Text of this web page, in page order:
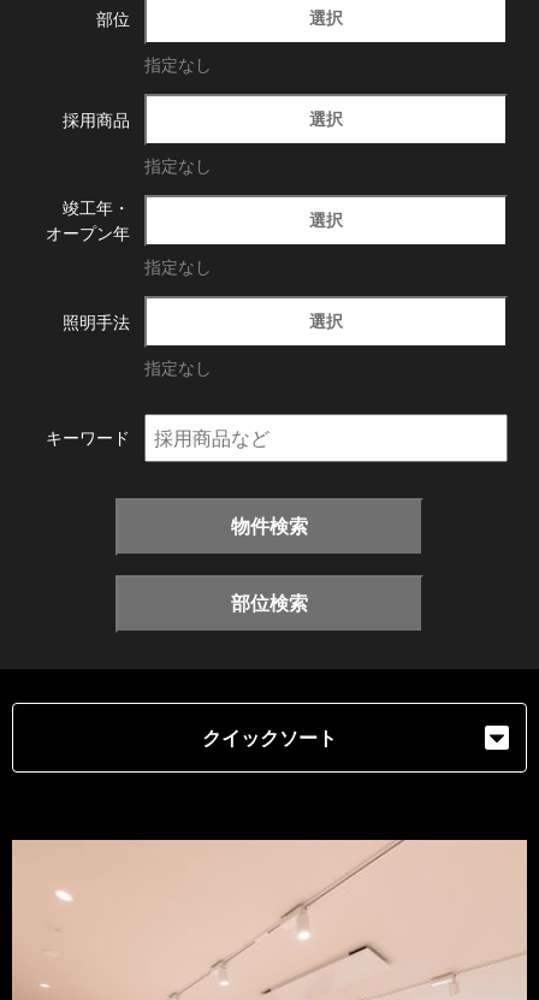
部位 選択
指定なし
採用商品 選択
指定なし
竣工年・
オープン年
選択
指定なし
照明手法 選択
指定なし
キーワード
物件検索
部位検索
クイックソート